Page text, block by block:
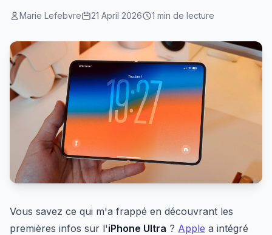
Marie Lefebvre 21 April 2026 1 min de lecture
Vous savez ce qui m'a frappé en découvrant les
premières infos sur l'iPhone Ultra ? Apple a intégré